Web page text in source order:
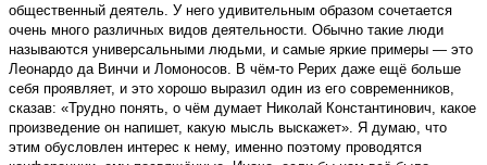
общественный деятель. У него удивительным образом сочетается
очень много различных видов деятельности. Обычно такие люди
называются универсальными людьми, и самые яркие примеры — это
Леонардо да Винчи и Ломоносов. В чём-то Рерих даже ещё больше
себя проявляет, и это хорошо выразил один из его современников,
сказав: «Трудно понять, о чём думает Николай Константинович, какое
произведение он напишет, какую мысль выскажет». Я думаю, что
этим обусловлен интерес к нему, именно поэтому проводятся